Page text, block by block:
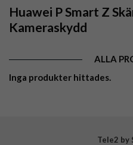
Huawei P Smart Z
Kameraskydd
ALLA
Inga produkter hittades.
Tele2 by